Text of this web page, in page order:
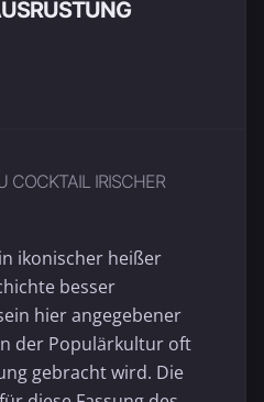
COCKTAIL IRISCHER
ikonischer heißer
besser
hier angegebener
der Populärkultur oft
gebracht wird. Die